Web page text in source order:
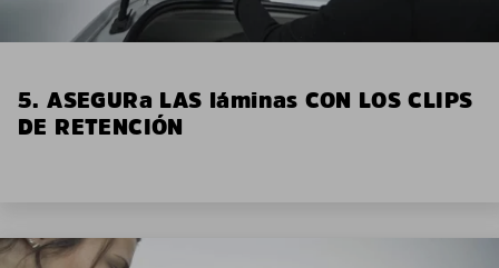
5. ASEGURa LAS láminas CON LOS CLIPS
DE RETENCIÓN